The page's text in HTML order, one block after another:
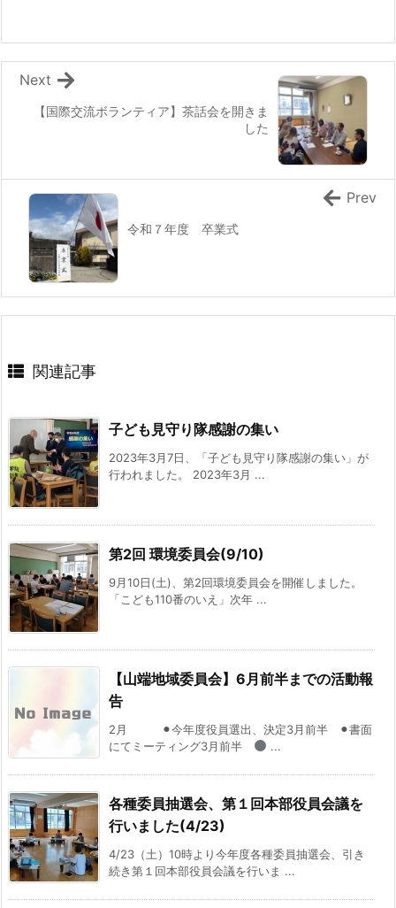
【国際交流ボランティア】茶話会を開きま
した
Next
令和７年度 卒業式
Prev
関連記事
子ども見守り隊感謝の集い
2023年3月7日、「子ども見守り隊感謝の集い」が
行われました。 2023年3月 ...
第2回 環境委員会(9/10)
9月10日(土)、第2回環境委員会を開催しました。
「こども110番のいえ」次年 ...
【山端地域委員会】6月前半までの活動報
告
2月 ⚫︎今年度役員選出、決定3月前半 ⚫︎書面
にてミーティング3月前半
...
各種委員抽選会、第１回本部役員会議を
行いました(4/23)
4/23（土）10時より今年度各種委員抽選会、引き
続き第１回本部役員会議を行いま ...